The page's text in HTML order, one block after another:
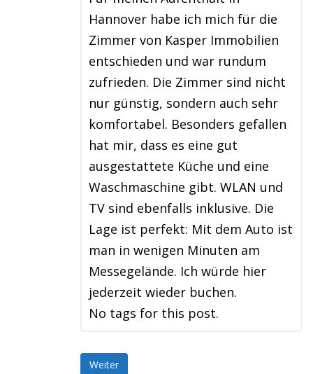
Hannover habe ich mich für die
Zimmer von Kasper Immobilien
entschieden und war rundum
zufrieden. Die Zimmer sind nicht
nur günstig, sondern auch sehr
komfortabel. Besonders gefallen
hat mir, dass es eine gut
ausgestattete Küche und eine
Waschmaschine gibt. WLAN und
TV sind ebenfalls inklusive. Die
Lage ist perfekt: Mit dem Auto ist
man in wenigen Minuten am
Messegelände. Ich würde hier
jederzeit wieder buchen.
No tags for this post.
Weiter